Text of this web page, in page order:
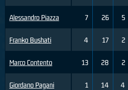
Alessandro Piazza
Franko Bushati
Marco Contento
Giordano Pagani
7 26 5
4 17 2
13 28 2
1 14 4